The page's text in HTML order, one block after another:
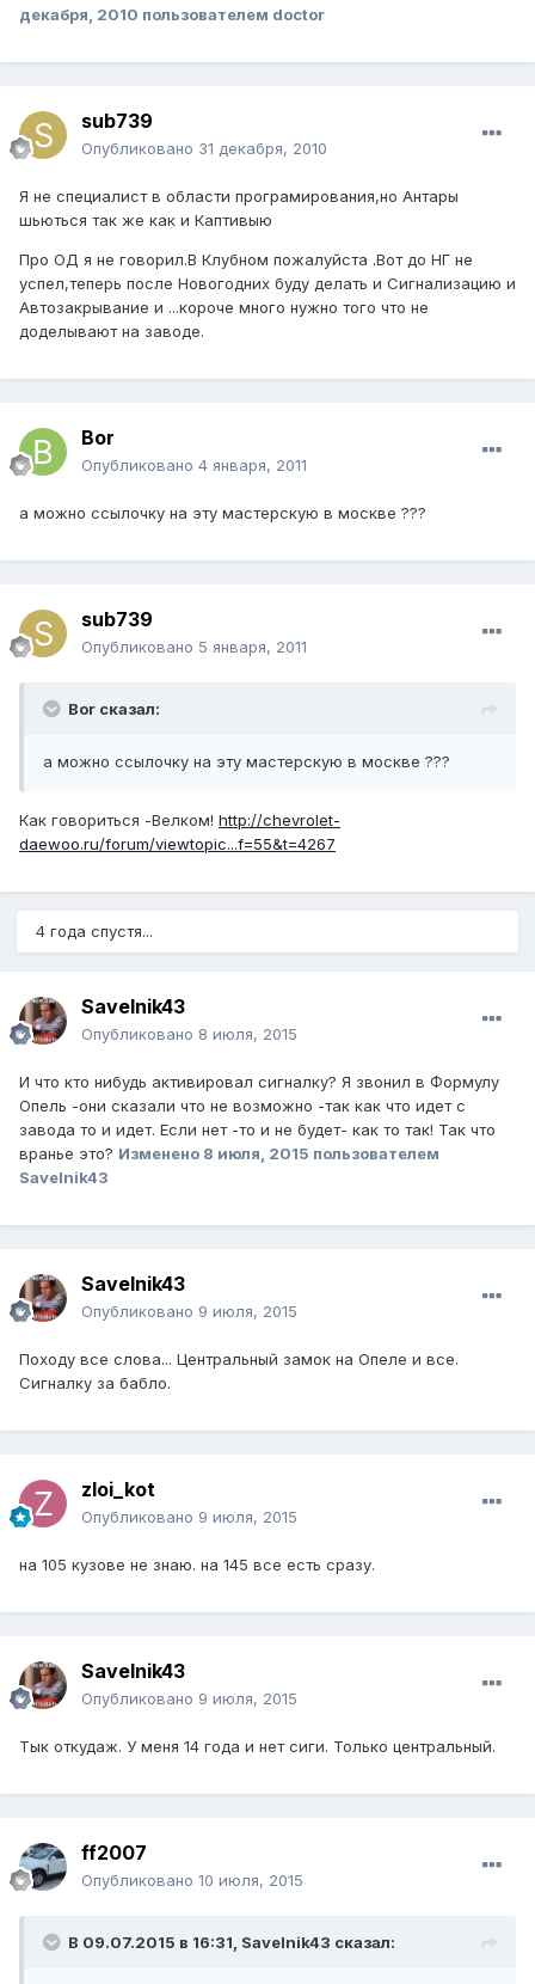
декабря, 2010 пользователем doctor
sub739
Опубликовано 31 декабря, 2010
Я не специалист в области програмирования,но Антары
шьються так же как и Каптивыю
Про ОД я не говорил.В Клубном пожалуйста .Вот до НГ не
успел,теперь после Новогодних буду делать и Сигнализацию и
Автозакрывание и ...короче много нужно того что не
доделывают на заводе.
Bor
Опубликовано 4 января, 2011
а можно ссылочку на эту мастерскую в москве ???
sub739
Опубликовано 5 января, 2011
Bor сказал:
а можно ссылочку на эту мастерскую в москве ???
Как говориться -Велком! http://chevrolet-
daewoo.ru/forum/viewtopic...f=55&t=4267
4 года спустя...
Savelnik43
Опубликовано 8 июля, 2015
И что кто нибудь активировал сигналку? Я звонил в Формулу
Опель -они сказали что не возможно -так как что идет с
завода то и идет. Если нет -то и не будет- как то так! Так что
вранье это? Изменено 8 июля, 2015 пользователем
Savelnik43
Savelnik43
Опубликовано 9 июля, 2015
Походу все слова... Центральный замок на Опеле и все.
Сигналку за бабло.
zloi_kot
Опубликовано 9 июля, 2015
на 105 кузове не знаю. на 145 все есть сразу.
Savelnik43
Опубликовано 9 июля, 2015
Тык откудаж. У меня 14 года и нет сиги. Только центральный.
ff2007
Опубликовано 10 июля, 2015
В 09.07.2015 в 16:31, Savelnik43 сказал: